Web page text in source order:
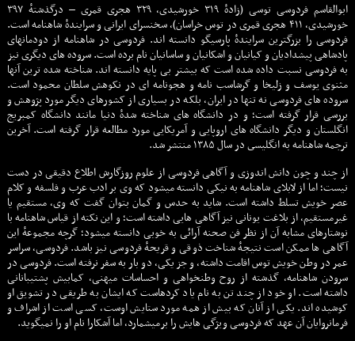
ابوالقاسم فردوسی توسی (زادهٔ ۳۱۹ خورشیدی، ۳۲۹ هجری قمری – درگذشتهٔ ۳۹۷
خورشیدی، ۴۱۱ هجری قمری در توس خراسان)، سخنسرای ایرانی و سرایندهٔ شاهنامه است.
فردوسی را بزرگترین سرایندهٔ پارسیگو دانسته اند. فردوسی در شاهنامه از دودمانهای
پادشاهی پیشدادیان و کیانیان و اشکانیان و ساسانیان نام برده است. سروده های دیگری نیز
به فردوسی نسبت داده شده است که بیشتر بی پایه دانسته اند. شناخته شده ترین آنها
مثنوی یوسف و زلیخا و گرشاسب نامه و هجونامه ای در نکوهش سلطان محمود است.
سروده های فردوسی نه تنها در ایران، بلکه در بسیاری از کشورهای دیگر مورد پژوهش و
بررسی قرار گرفته است؛ و در دانشگاه های شناخته شدهٔ دنیا مانند دانشگاه کمبریج
انگلستان و دیگر دانشگاه های اروپایی و آمریکایی مورد مطالعه قرار گرفته است. آخرين
ترجمه شاهنامه به انگليسى در سال ۱۳۸۵ منتشر شد.
از چند و چون دانش اندوزی و آگاهی فردوسی از علوم روزگارش اطلاع دقیقی در دست
نیست؛ اما از لابلای شاهنامه به نیکی دانسته میشود که وی بر ادب عرب و فلسفه و کلام
عصر خویش تسلط داشته است. شاید به حدس و گمان بتوان گفت که وی، مستقیم یا
غیرمستقیم، از بلاغت یونانی نیز آگاهی هایی داشته است؛ و این نکته از قیاس شاهنامه با
نوشتارهای مشابه آن از نظر فن صحنه آرائی به خوبی دانسته میشود؛ گرچه مجموعهٔ این
آگاهی ها ممکن است نتیجهٔ شناخت ذوقی و قریحهٔ فردوسی نیز باشد. فردوسی، سراسر
عمر در وطن خویش توس اقامت داشته، و جز یکی، دو بار به سفر نرفته است. فردوسی در
سرودن شاهنامه، گذشته از روح وطنخواهی و احساسات میهنی، کمابیش پشتیبانانی
داشته است. او خود از چند تن به نام یاد کردهاست که ایشان به طریقی در تشویق او
کوشیده اند. یکی از آنان که بیش از همه مورد ستایش اوست، کسی است از اشراف و
فرمانروایان آن عهد که فردوسی ویژگی هایش را برمیشمارد، اما آشکارا نام او را نمیگوید.